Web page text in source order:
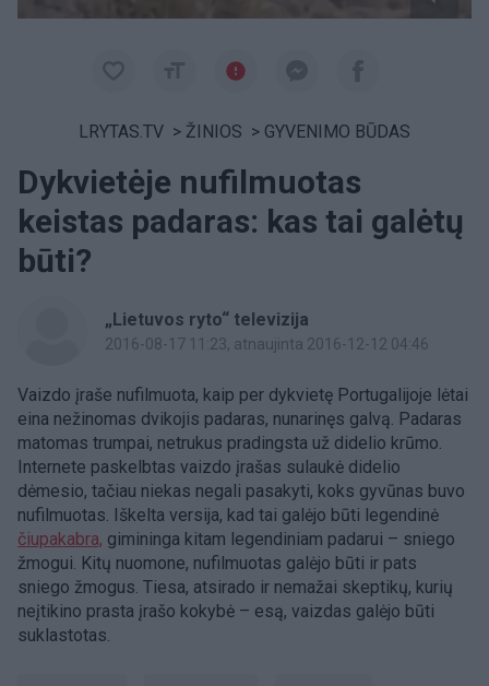
LRYTAS.TV > ŽINIOS > GYVENIMO BŪDAS
Dykvietėje nufilmuotas
keistas padaras: kas tai galėtų
būti?
„Lietuvos ryto“ televizija
2016-08-17 11:23, atnaujinta 2016-12-12 04:46
Vaizdo įraše nufilmuota, kaip per dykvietę Portugalijoje lėtai
eina nežinomas dvikojis padaras, nunarinęs galvą. Padaras
matomas trumpai, netrukus pradingsta už didelio krūmo.
Internete paskelbtas vaizdo įrašas sulaukė didelio
dėmesio, tačiau niekas negali pasakyti, koks gyvūnas buvo
nufilmuotas. Iškelta versija, kad tai galėjo būti legendinė
čiupakabra, gimininga kitam legendiniam padarui – sniego
žmogui. Kitų nuomone, nufilmuotas galėjo būti ir pats
sniego žmogus. Tiesa, atsirado ir nemažai skeptikų, kurių
neįtikino prasta įrašo kokybė – esą, vaizdas galėjo būti
suklastotas.